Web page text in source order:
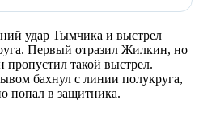
удар Тымчика и выстрел
Первый отразил Жилкин, но
такой выстрел.
бахнул с линии полукруга,
попал в защитника.